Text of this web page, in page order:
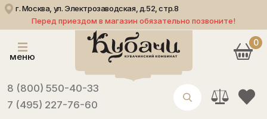
г. Москва, ул. Электрозаводская, д.52, стр.8
Перед приездом в магазин обязательно позвоните!
меню
8 (800) 550-40-33
7 (495) 227-76-60
0